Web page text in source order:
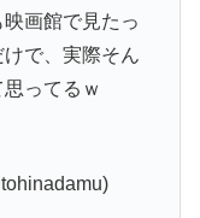
画館で見たっ
で、実際そん
ってるｗ